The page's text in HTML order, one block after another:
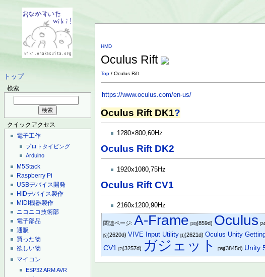
トップ
検索
クイックアクセス
電子工作
プロトタイピング
Arduino
M5Stack
Raspberry Pi
USBデバイス開発
HIDデバイス製作
MIDI機器製作
ニコニコ技術部
電子部品
通販
買った物
欲しい物
マイコン
ESP32ARMAVR
HMD
Oculus Rift
Top / Oculus Rift
https://www.oculus.com/en-us/
Oculus Rift DK1?
1280×800,60Hz
Oculus Rift DK2
1920x1080,75Hz
Oculus Rift CV1
2160x1200,90Hz
関連ページ:A-Frame [24](859d) Oculus
[9](2620d) VIVE Input Utility [1](2621d)Oculus Unity
CV1 [2](3257d) ガジェット [35](3845d) Unity